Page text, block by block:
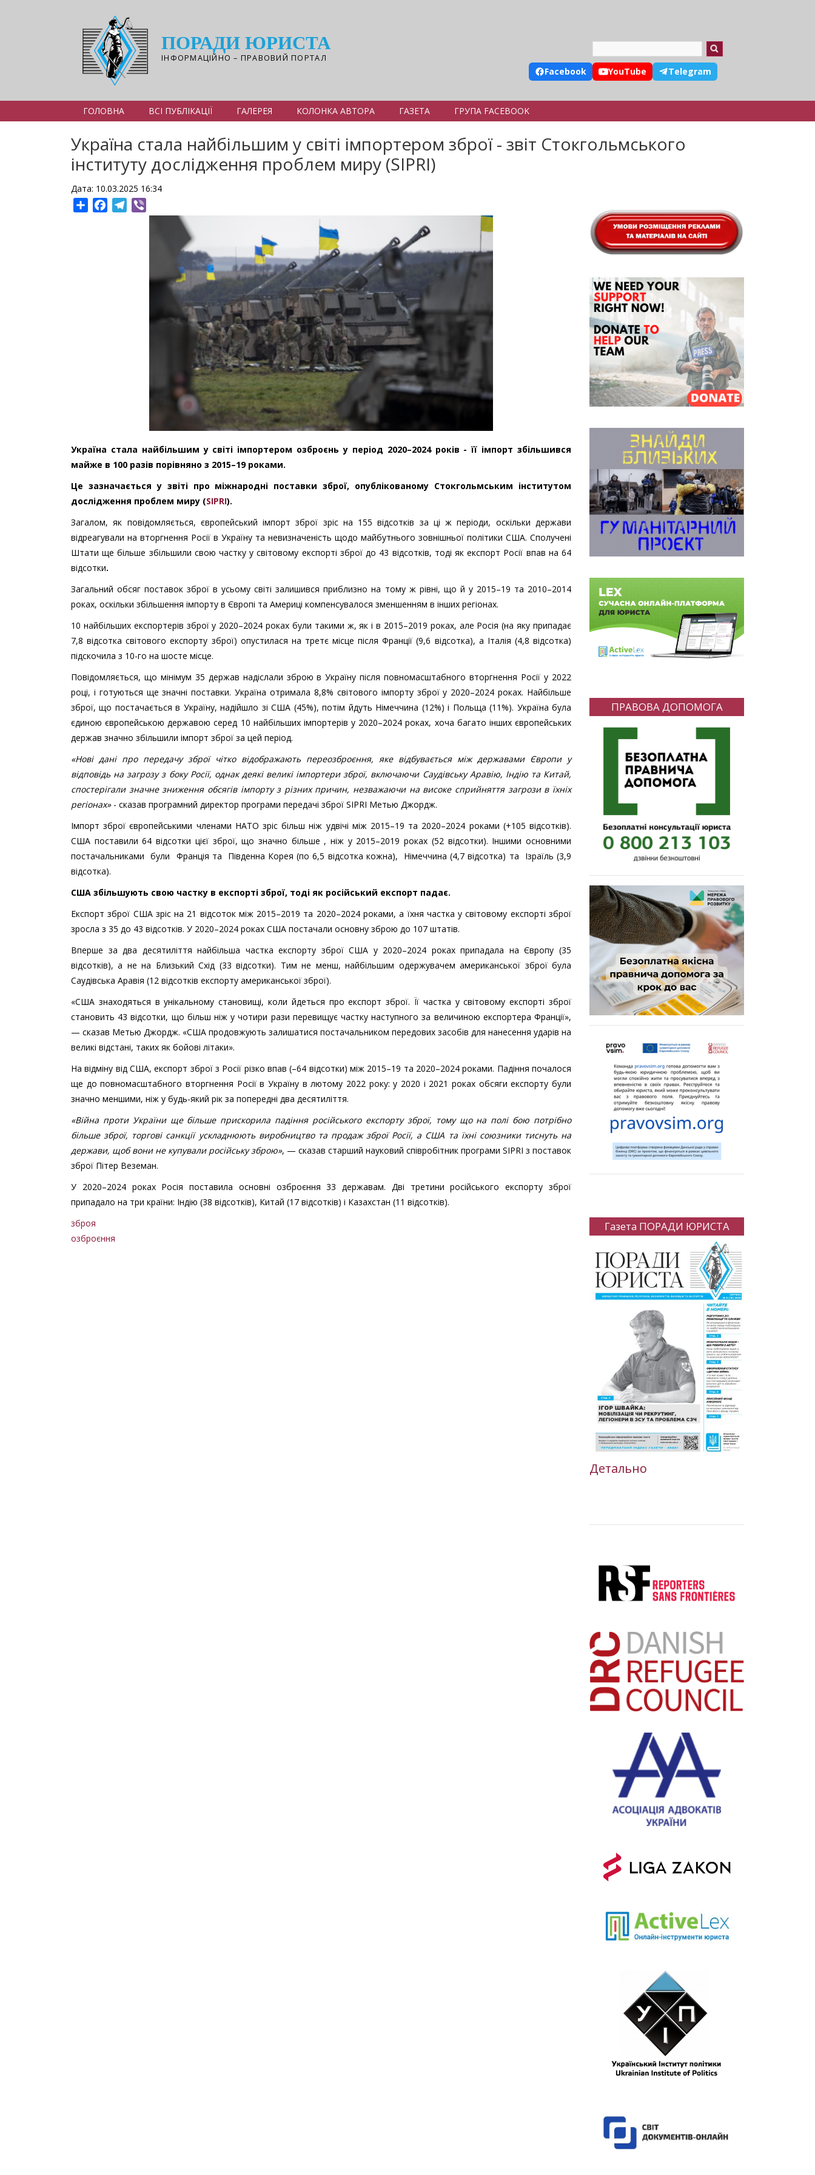
ПОРАДИ ЮРИСТА
ІНФОРМАЦІЙНО – ПРАВОВИЙ ПОРТАЛ
Facebook YouTube Telegram
ГОЛОВНА ВСІ ПУБЛІКАЦІЇ ГАЛЕРЕЯ КОЛОНКА АВТОРА ГАЗЕТА ГРУПА FACEBOOK
Україна стала найбільшим у світі імпортером зброї - звіт Стокгольмського
інституту дослідження проблем миру (SIPRI)
Дата: 10.03.2025 16:34
ShareFacebookTelegram
Україна стала найбільшим у світі імпортером озброєнь у період 2020–2024 років - її імпорт збільшився
майже в 100 разів порівняно з 2015–19 роками.
Це зазначається у звіті про міжнародні поставки зброї, опублікованому Стокгольмським інститутом
дослідження проблем миру (SIPRI).
Загалом, як повідомляється, європейський імпорт зброї зріс на 155 відсотків за ці ж періоди, оскільки держави
відреагували на вторгнення Росії в Україну та невизначеність щодо майбутнього зовнішньої політики США. Сполучені
Штати ще більше збільшили свою частку у світовому експорті зброї до 43 відсотків, тоді як експорт Росії впав на 64
відсотки.
Загальний обсяг поставок зброї в усьому світі залишився приблизно на тому ж рівні, що й у 2015–19 та 2010–2014
роках, оскільки збільшення імпорту в Європі та Америці компенсувалося зменшенням в інших регіонах.
10 найбільших експортерів зброї у 2020–2024 роках були такими ж, як і в 2015–2019 роках, але Росія (на яку припадає
7,8 відсотка світового експорту зброї) опустилася на третє місце після Франції (9,6 відсотка), а Італія (4,8 відсотка)
підскочила з 10-го на шосте місце.
Повідомляється, що мінімум 35 держав надіслали зброю в Україну після повномасштабного вторгнення Росії у 2022
році, і готуються ще значні поставки. Україна отримала 8,8% світового імпорту зброї у 2020–2024 роках. Найбільше
зброї, що постачається в Україну, надійшло зі США (45%), потім йдуть Німеччина (12%) і Польща (11%). Україна була
єдиною європейською державою серед 10 найбільших імпортерів у 2020–2024 роках, хоча багато інших європейських
держав значно збільшили імпорт зброї за цей період.
«Нові дані про передачу зброї чітко відображають переозброєння, яке відбувається між державами Європи у
відповідь на загрозу з боку Росії, однак деякі великі імпортери зброї, включаючи Саудівську Аравію, Індію та Китай,
спостерігали значне зниження обсягів імпорту з різних причин, незважаючи на високе сприйняття загрози в їхніх
регіонах»- сказав програмний директор програми передачі зброї SIPRI Метью Джордж.
Імпорт зброї європейськими членами НАТО зріс більш ніж удвічі між 2015–19 та 2020–2024 роками (+105 відсотків).
США поставили 64 відсотки цієї зброї, що значно більше , ніж у 2015–2019 роках (52 відсотки). Іншими основними
постачальниками були Франція та Південна Корея (по 6,5 відсотка кожна), Німеччина (4,7 відсотка) та Ізраїль (3,9
відсотка).
США збільшують свою частку в експорті зброї, тоді як російський експорт падає.
Експорт зброї США зріс на 21 відсоток між 2015–2019 та 2020–2024 роками, а їхня частка у світовому експорті зброї
зросла з 35 до 43 відсотків. У 2020–2024 роках США постачали основну зброю до 107 штатів.
Вперше за два десятиліття найбільша частка експорту зброї США у 2020–2024 роках припадала на Європу (35
відсотків), а не на Близький Схід (33 відсотки). Тим не менш, найбільшим одержувачем американської зброї була
Саудівська Аравія (12 відсотків експорту американської зброї).
«США знаходяться в унікальному становищі, коли йдеться про експорт зброї. Її частка у світовому експорті зброї
становить 43 відсотки, що більш ніж у чотири рази перевищує частку наступного за величиною експортера Франції»,
— сказав Метью Джордж. «США продовжують залишатися постачальником передових засобів для нанесення ударів на
великі відстані, таких як бойові літаки».
На відміну від США, експорт зброї з Росії різко впав (–64 відсотки) між 2015–19 та 2020–2024 роками. Падіння почалося
ще до повномасштабного вторгнення Росії в Україну в лютому 2022 року: у 2020 і 2021 роках обсяги експорту були
значно меншими, ніж у будь-який рік за попередні два десятиліття.
«Війна проти України ще більше прискорила падіння російського експорту зброї, тому що на полі бою потрібно
більше зброї, торгові санкції ускладнюють виробництво та продаж зброї Росії, а США та їхні союзники тиснуть на
держави, щоб вони не купували російську зброю», — сказав старший науковий співробітник програми SIPRI з поставок
зброї Пітер Веземан.
У 2020–2024 роках Росія поставила основні озброєння 33 державам. Дві третини російського експорту зброї
припадало на три країни: Індію (38 відсотків), Китай (17 відсотків) і Казахстан (11 відсотків).
зброя
озброєння
ПРАВОВА ДОПОМОГА
Газета ПОРАДИ ЮРИСТА
Детально